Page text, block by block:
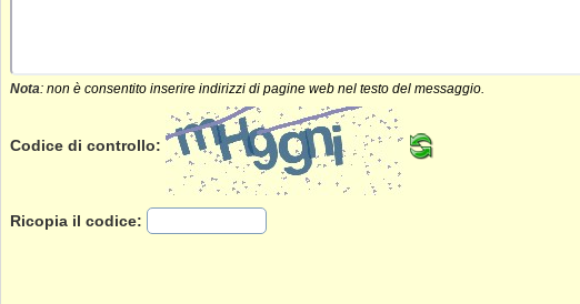
Nota: non è consentito inserire indirizzi di pagine web nel testo del messaggio.
Codice di controllo:
Ricopia il codice: